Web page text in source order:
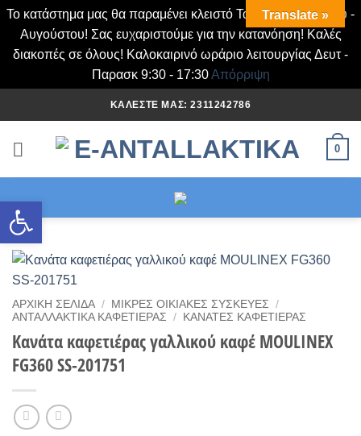
Ανοίξτε τη γραμμή εργαλείων
Το κατάστημα μας θα παραμένει κλειστό Τα Σάββατα Ιουλίου -
Αυγούστου! Σας ευχαριστούμε για την κατανόηση! Καλές
διακοπές σε όλους! Καλοκαιρινό ωράριο λειτουργίας Δευτ -
Παρασκ 9:30 - 17:30Απόρριψη
στο
περιεχόμενο
ΚΑΛΈΣΤΕ ΜΑΣ: 2311242786
0
ΑΡΧΙΚΉ ΣΕΛΊΔΑ / ΜΙΚΡΈΣ ΟΙΚΙΑΚΈΣ ΣΥΣΚΕΥΈΣ
/
ΑΝΤΑΛΛΑΚΤΙΚΆ ΚΑΦΕΤΙΈΡΑΣ
/ ΚΑΝΆΤΕΣ ΚΑΦΕΤΙΈΡΑΣ
Κανάτα καφετιέρας γαλλικού καφέ MOULINEX
FG360 SS-201751
Translate »